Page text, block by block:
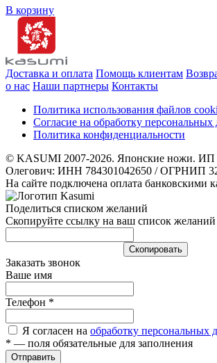
В корзину
Доставка и оплата Помощь клиентам
о нас Наши партнеры Контакты
Политика использования файлов
Согласие на обработку
Политика конфиденциальности
© KASUMI 2007-2026. Японские ножи. ИП
Олегович: ИНН 784301042650 / ОГРНИП
На сайте подключена оплата банковскими
Поделиться списком желаний
Скопируйте ссылку на ваш список желаний
Cкопировать
Заказать звонок
Ваше имя
Телефон *
Я согласен на обработку персональных
* — поля обязательные для заполнения
Отправить